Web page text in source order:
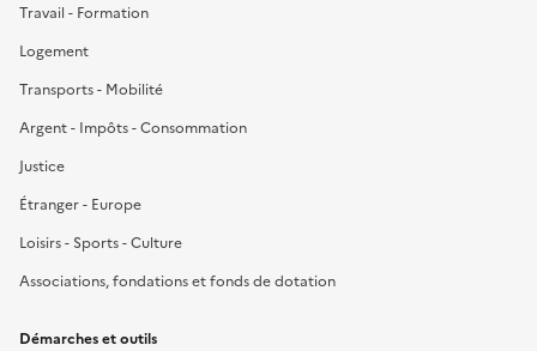
Travail - Formation
Logement
Transports - Mobilité
Argent - Impôts - Consommation
Justice
Étranger - Europe
Loisirs - Sports - Culture
Associations, fondations et fonds de dotation
Démarches et outils